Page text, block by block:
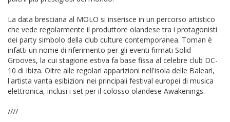
La data bresciana al MOLO si inserisce in un percorso artistico
che vede regolarmente il produttore olandese tra i protagonisti
dei party simbolo della club culture contemporanea. Toman è
infatti un nome di riferimento per gli eventi firmati Solid
Grooves, la cui stagione estiva fa base fissa al celebre club DC-
10 di Ibiza. Oltre alle regolari apparizioni nell'isola delle Baleari,
l'artista vanta esibizioni nei principali festival europei di musica
elettronica, inclusi i set per il colosso olandese Awakenings.
////